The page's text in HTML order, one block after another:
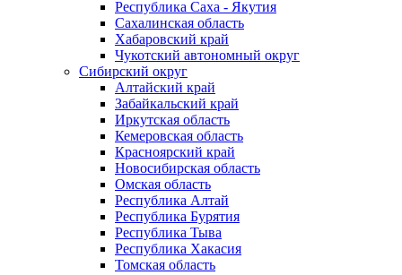
Республика Саха - Якутия
Сахалинская область
Хабаровский край
Чукотский автономный округ
Сибирский округ
Алтайский край
Забайкальский край
Иркутская область
Кемеровская область
Красноярский край
Новосибирская область
Омская область
Республика Алтай
Республика Бурятия
Республика Тыва
Республика Хакасия
Томская область